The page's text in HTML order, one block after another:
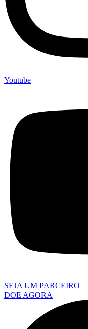
Youtube
SEJA UM PARCEIRO
DOE AGORA